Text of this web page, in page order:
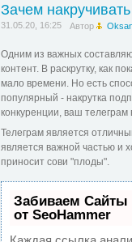
Зачем
31.05.20, 16:25 Автор
Одним из важных
контент. В раскрутку, как
мало времени. Но есть
популярный - накрутка
конкуренции, ваш
Телеграм является
является важной частью и
приносит сови "плоды".
Забиваем
от SeoHammer